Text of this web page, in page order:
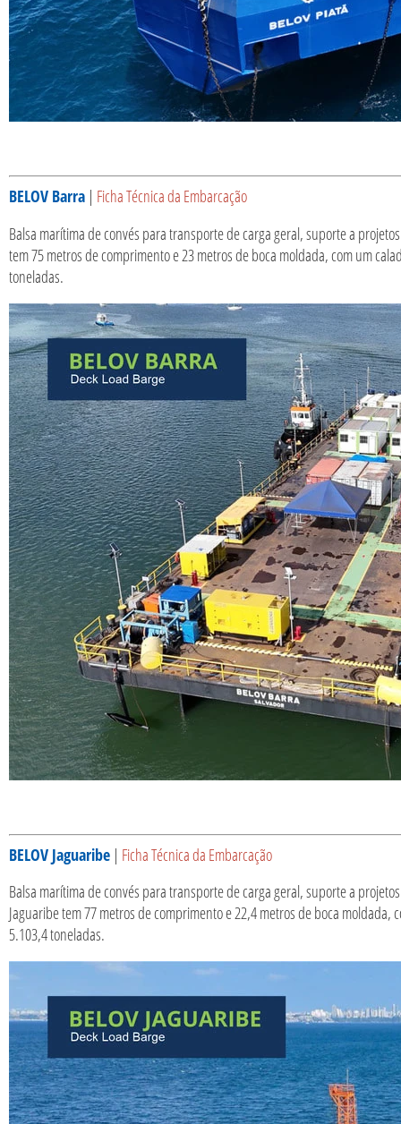
BELOV Barra | Ficha Técnica da Embarcação
Balsa marítima de convés para transporte de carga geral, suporte a
tem 75 metros de comprimento e 23 metros de boca moldada, com um
toneladas.
BELOV Jaguaribe | Ficha Técnica da Embarcação
Balsa marítima de convés para transporte de carga geral, suporte a
Jaguaribe tem 77 metros de comprimento e 22,4 metros de boca
5.103,4 toneladas.